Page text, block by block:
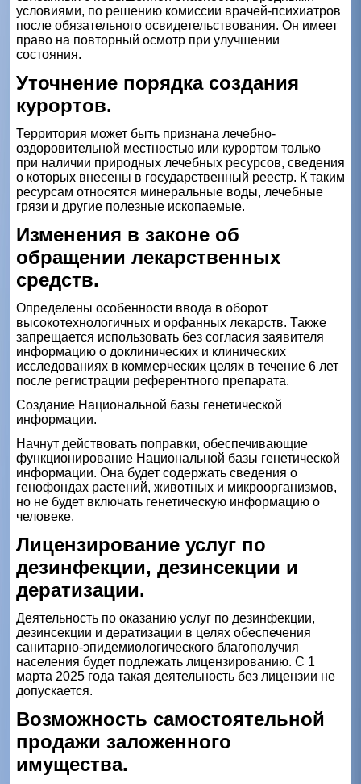
условиями, по решению комиссии врачей-психиатров
после обязательного освидетельствования. Он имеет
право на повторный осмотр при улучшении
состояния.
Уточнение порядка создания
курортов.
Территория может быть признана лечебно-
оздоровительной местностью или курортом только
при наличии природных лечебных ресурсов, сведения
о которых внесены в государственный реестр. К таким
ресурсам относятся минеральные воды, лечебные
грязи и другие полезные ископаемые.
Изменения в законе об
обращении лекарственных
средств.
Определены особенности ввода в оборот
высокотехнологичных и орфанных лекарств. Также
запрещается использовать без согласия заявителя
информацию о доклинических и клинических
исследованиях в коммерческих целях в течение 6 лет
после регистрации референтного препарата.
Создание Национальной базы генетической
информации.
Начнут действовать поправки, обеспечивающие
функционирование Национальной базы генетической
информации. Она будет содержать сведения о
генофондах растений, животных и микроорганизмов,
но не будет включать генетическую информацию о
человеке.
Лицензирование услуг по
дезинфекции, дезинсекции и
дератизации.
Деятельность по оказанию услуг по дезинфекции,
дезинсекции и дератизации в целях обеспечения
санитарно-эпидемиологического благополучия
населения будет подлежать лицензированию. С 1
марта 2025 года такая деятельность без лицензии не
допускается.
Возможность самостоятельной
продажи заложенного
имущества.